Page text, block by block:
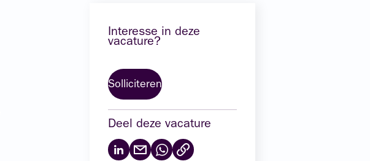
Interesse in deze
vacature?
Solliciteren
Deel deze vacature